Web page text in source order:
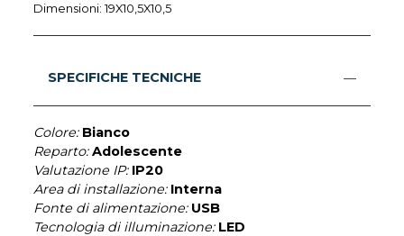
Dimensioni: 19X10,5X10,5
SPECIFICHE TECNICHE
Colore: Bianco
Reparto: Adolescente
Valutazione IP: IP20
Area di installazione: Interna
Fonte di alimentazione: USB
Tecnologia di illuminazione: LED